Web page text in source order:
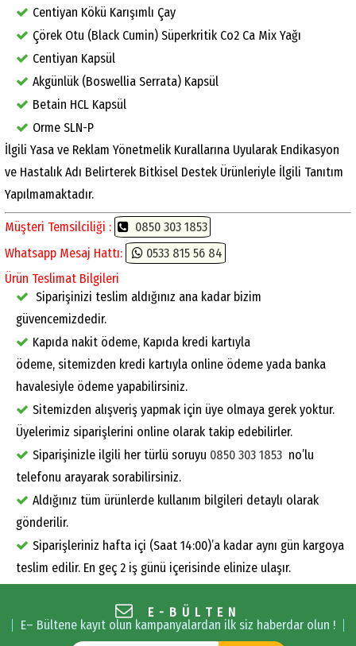
Centiyan Kökü Karışımlı Çay
Çörek Otu (Black Cumin) Süperkritik Co2 Ca Mix Yağı
Centiyan Kapsül
Akgünlük (Boswellia Serrata) Kapsül
Betain HCL Kapsül
Orme SLN-P
İlgili Yasa ve Reklam Yönetmelik Kurallarına Uyularak Endikasyon
ve Hastalık Adı Belirterek Bitkisel Destek Ürünleriyle İlgili Tanıtım
Yapılmamaktadır.
Müşteri Temsilciliği :
0850 303 1853
Whatsapp Mesaj Hattı:
0533 815 56 84
Ürün Teslimat Bilgileri
Siparişinizi teslim aldığınız ana kadar bizim
güvencemizdedir.
Kapıda nakit ödeme, Kapıda kredi kartıyla
ödeme, sitemizden kredi kartıyla online ödeme yada banka
havalesiyle ödeme yapabilirsiniz.
Sitemizden alışveriş yapmak için üye olmaya gerek yoktur.
Üyelerimiz siparişlerini online olarak takip edebilirler.
Siparişinizle ilgili her türlü soruyu 0850 303 1853 no’lu
telefonu arayarak sorabilirsiniz.
Aldığınız tüm ürünlerde kullanım bilgileri detaylı olarak
gönderilir.
Siparişleriniz hafta içi (Saat 14:00)’a kadar aynı gün kargoya
teslim edilir. En geç 2 iş günü içerisinde elinize ulaşır.
E-BÜLTEN
E– Bültene kayıt olun kampanyalardan ilk siz haberdar olun !